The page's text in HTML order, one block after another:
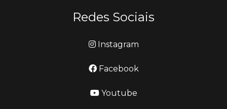
Redes Sociais
Instagram
Facebook
Youtube